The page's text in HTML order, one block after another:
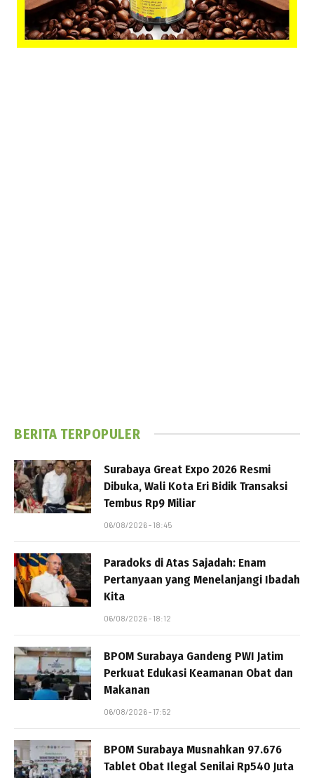
BERITA TERPOPULER
Surabaya Great Expo 2026 Resmi
Dibuka, Wali Kota Eri Bidik Transaksi
Tembus Rp9 Miliar
06/08/2026 - 18:45
Paradoks di Atas Sajadah: Enam
Pertanyaan yang Menelanjangi Ibadah
Kita
06/08/2026 - 18:12
BPOM Surabaya Gandeng PWI Jatim
Perkuat Edukasi Keamanan Obat dan
Makanan
06/08/2026 - 17:52
BPOM Surabaya Musnahkan 97.676
Tablet Obat Ilegal Senilai Rp540 Juta